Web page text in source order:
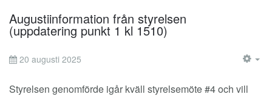
Augustiinformation från styrelsen
(uppdatering punkt 1 kl 1510)
20 augusti 2025
Styrelsen genomförde igår kväll styrelsemöte #4 och vill